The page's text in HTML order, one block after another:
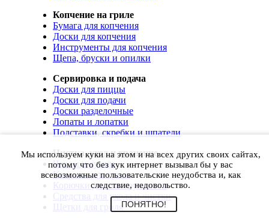
Копчение на гриле
Бумага для копчения
Доски для копчения
Инструменты для копчения
Щепа, бруски и опилки
Сервировка и подача
Доски для пиццы
Доски для подачи
Доски разделочные
Лопаты и лопатки
Подставки, скребки и шпатели
Чистка, уход и хранение
Чехлы и сумки
Коврики для гриля
Корючки для инструментов
Средства для ухода и чистки
Щетки для гриля
Мы используем куки на этом и на всех других своих сайтах,
потому что без кук интернет вызывал бы у вас
всевозможные пользовательские неудобства и, как
следствие, недовольство.
ПОНЯТНО!